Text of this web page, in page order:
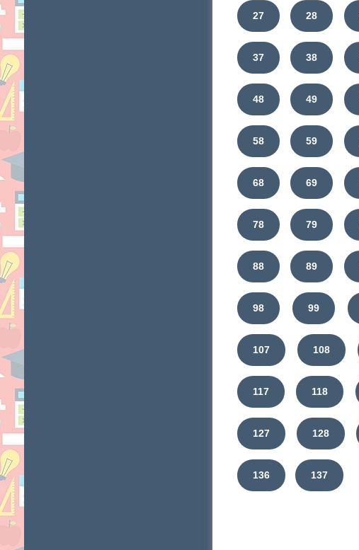
27 28
37 38
48 49
58 59
68 69
78 79
88 89
98 99
107 108
117 118
127 128
136 137